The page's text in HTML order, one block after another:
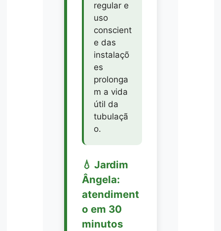
regular e
uso
conscient
e das
instalaçõ
es
prolonga
m a vida
útil da
tubulaçã
o.
💧 Jardim
Ângela:
atendiment
o em 30
minutos